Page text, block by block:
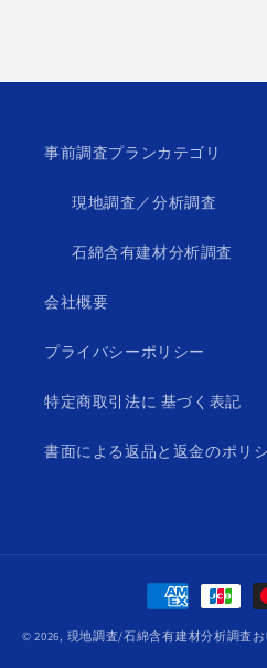
事前調査プランカテゴリ
現地調査／分析調査
石綿含有建材分析調査
会社概要
プライバシーポリシー
特定商取引法に 基づく表記
書面による返品と返金のポリ
決
済
方
© 2026, 現地調査/石綿含有建材分析調査お